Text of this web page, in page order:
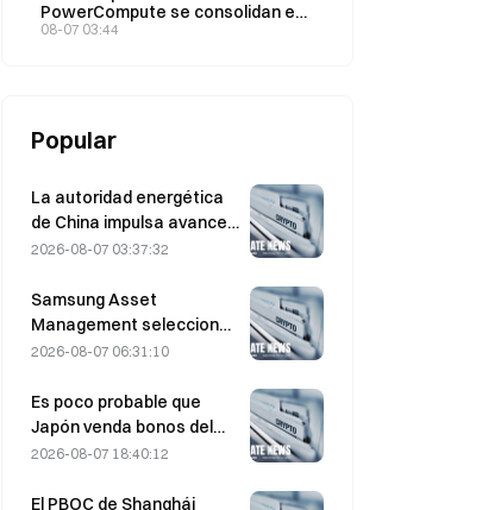
PowerCompute se consolidan en
un préstamo a plazo con una tasa
08-07 03:44
Popular
La autoridad energética
de China impulsa avances
en semiconductores de
2026-08-07 03:37:32
Samsung Asset
Management selecciona
a tres firmas de capital
asignación de un fondo de
90.000 millones de KRW
2026-08-07 06:31:10
Es poco probable que
Japón venda bonos del
Tesoro de EE. UU. a medio
impacto en los
2026-08-07 18:40:12
El PBOC de Shanghái